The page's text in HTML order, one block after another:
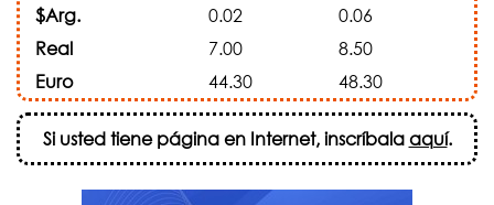
$Arg.
0.02
0.06
Real
7.00
8.50
Euro
44.30 48.30
Si usted tiene página en Internet, inscríbalaaquí.